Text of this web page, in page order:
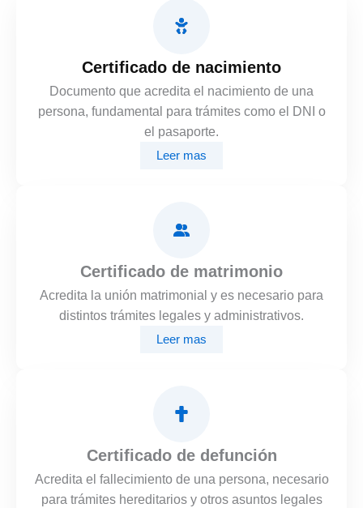
Certificado de nacimiento
Documento que acredita el nacimiento de una
persona, fundamental para trámites como el DNI o
el pasaporte.
Leer mas
Certificado de matrimonio
Acredita la unión matrimonial y es necesario para
distintos trámites legales y administrativos.
Leer mas
Certificado de defunción
Acredita el fallecimiento de una persona, necesario
para trámites hereditarios y otros asuntos legales